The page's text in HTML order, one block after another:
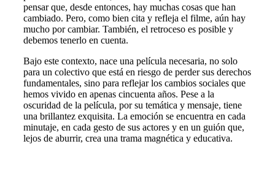
pensar que, desde entonces, hay muchas cosas que han
cambiado. Pero, como bien cita y refleja el filme, aún hay
mucho por cambiar. También, el retroceso es posible y
debemos tenerlo en cuenta.
Bajo este contexto, nace una película necesaria, no solo
para un colectivo que está en riesgo de perder sus derechos
fundamentales, sino para reflejar los cambios sociales que
hemos vivido en apenas cincuenta años. Pese a la
oscuridad de la película, por su temática y mensaje, tiene
una brillantez exquisita. La emoción se encuentra en cada
minutaje, en cada gesto de sus actores y en un guión que,
lejos de aburrir, crea una trama magnética y educativa.